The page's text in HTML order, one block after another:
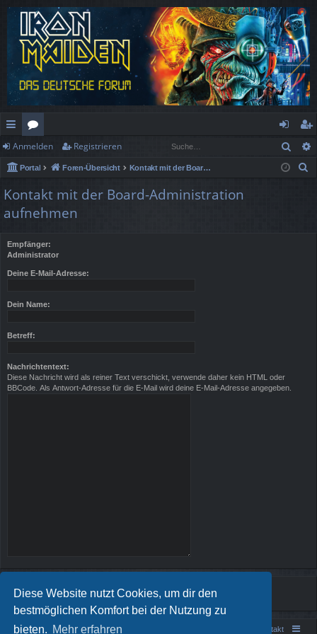
Diese Website nutzt Cookies, um dir den
bestmöglichen Komfort bei der Nutzung zu
bieten. Mehr erfahren
ch
ne
llz
ug
rif
or
en
n
m
eg
ist
Anmelden Registrieren
Portal Foren-Übersicht Kontakt mit der Board-Administration aufnehmen
Kontakt mit der Board-Administration
aufnehmen
Empfänger:
Administrator
Deine E-Mail-Adresse:
Dein Name:
Betreff:
Nachrichtentext:
Diese Nachricht wird als reiner Text verschickt, verwende daher kein HTML oder
BBCode. Als Antwort-Adresse für die E-Mail wird deine E-Mail-Adresse angegeben.
Portal Foren-Übersicht Kontakt